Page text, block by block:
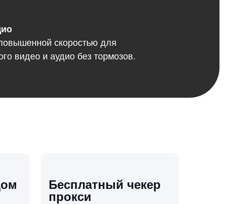
скоростью для
видео и аудио без тормозов.
Бесплатный чекер
прокси